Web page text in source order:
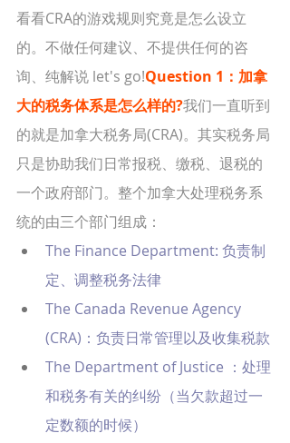
看看CRA的游戏规则究竟是怎么设立
的。不做任何建议、不提供任何的咨
询、纯解说 let's go!Question 1：加拿
大的税务体系是怎么样的?我们一直听到
的就是加拿大税务局(CRA)。其实税务局
只是协助我们日常报税、缴税、退税的
一个政府部门。整个加拿大处理税务系
统的由三个部门组成：
The Finance Department: 负责制
定、调整税务法律
The Canada Revenue Agency
(CRA)：负责日常管理以及收集税款
The Department of Justice ：处理
和税务有关的纠纷（当欠款超过一
定数额的时候）